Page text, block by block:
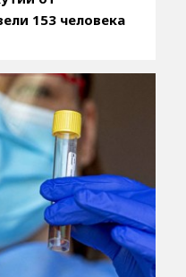
153 человека